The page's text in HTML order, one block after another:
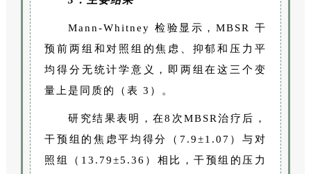
Mann-Whitney 检验显示，MBSR 干
预前两组和对照组的焦虑、抑郁和压力平
均得分无统计学意义，即两组在这三个变
量上是同质的（表 3）。
研究结果表明，在8次MBSR治疗后，
干预组的焦虑平均得分（7.9±1.07）与对
照组（13.79±5.36）相比，干预组的压力